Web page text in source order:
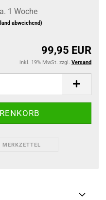
1 Woche
abweichend)
99,95 EUR
inkl. 19% MwSt. zzgl. Versand
MERKZETTEL